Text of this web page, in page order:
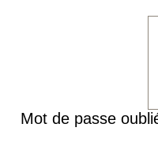
Mot de passe